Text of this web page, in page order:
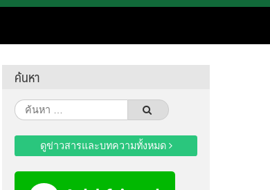
ค้นหา
ค้นหา
สำหรับ:
ดูข่าวสารและบทความทั้งหมด